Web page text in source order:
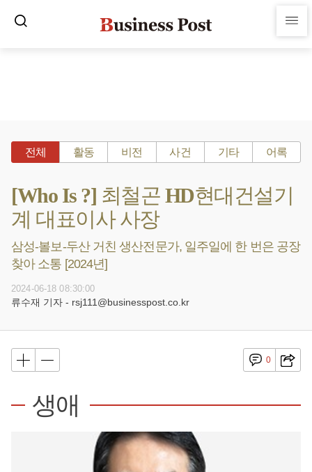
전체 활동 비전 사건 기타 어록
[Who Is ?] 최철곤 HD현대건설기
계 대표이사 사장
삼성-볼보-두산 거친 생산전문가, 일주일에 한 번은 공장
찾아 소통 [2024년]
2024-06-18 08:30:00
류수재 기자 - rsj111@businesspost.co.kr
0
생애